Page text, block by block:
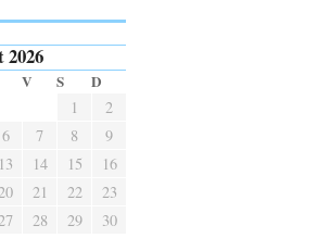
2026
V S D
1
2
6 7 8
9
13 14 15
16
21 22
23
28 29
30